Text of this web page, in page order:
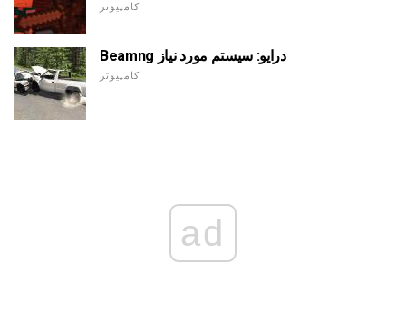
کامپیوتر
Beamng درایو: سیستم مورد نیاز
کامپیوتر
ad